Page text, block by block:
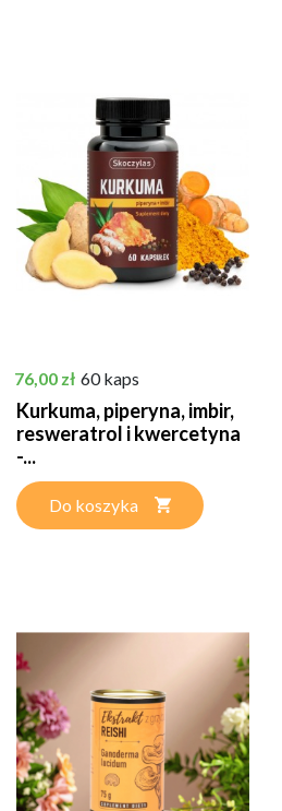
Cena
76,00 zł 60 kaps
Kurkuma, piperyna, imbir,
resweratrol i kwercetyna
-...
Do koszyka